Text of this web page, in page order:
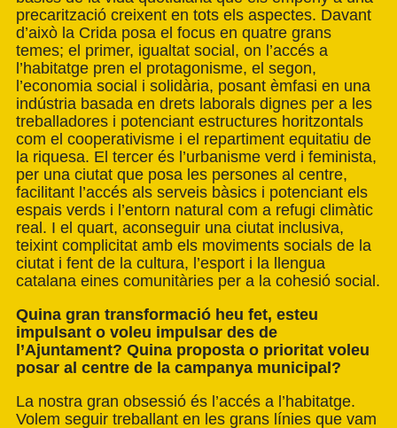
precarització creixent en tots els aspectes. Davant
d’això la Crida posa el focus en quatre grans
temes; el primer, igualtat social, on l’accés a
l’habitatge pren el protagonisme, el segon,
l’economia social i solidària, posant èmfasi en una
indústria basada en drets laborals dignes per a les
treballadores i potenciant estructures horitzontals
com el cooperativisme i el repartiment equitatiu de
la riquesa. El tercer és l’urbanisme verd i feminista,
per una ciutat que posa les persones al centre,
facilitant l’accés als serveis bàsics i potenciant els
espais verds i l’entorn natural com a refugi climàtic
real. I el quart, aconseguir una ciutat inclusiva,
teixint complicitat amb els moviments socials de la
ciutat i fent de la cultura, l’esport i la llengua
catalana eines comunitàries per a la cohesió social.
Quina gran transformació heu fet, esteu
impulsant o voleu impulsar des de
l’Ajuntament? Quina proposta o prioritat voleu
posar al centre de la campanya municipal?
La nostra gran obsessió és l’accés a l’habitatge.
Volem seguir treballant en les grans línies que vam